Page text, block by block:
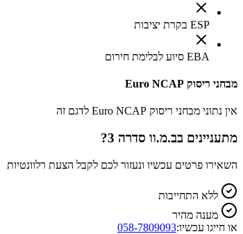
ESP בקרת יציבות
EBA סיוע לבלימת חירום
מבחני ריסוק Euro NCAP
אין נתוני מבחני ריסוק Euro NCAP לדגם זה
מתעניינים בב.מ.וו סדרה 3 ?
השאירו פרטים עכשיו ונעזור לכם לקבל הצעת רלוונטיות
ללא התחייבות
מענה מהיר
או חייגו עכשיו:058-7809093